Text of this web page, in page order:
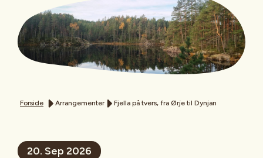
Forside Arrangementer Fjella på tvers, fra Ørje til Dynjan
20. Sep 2026